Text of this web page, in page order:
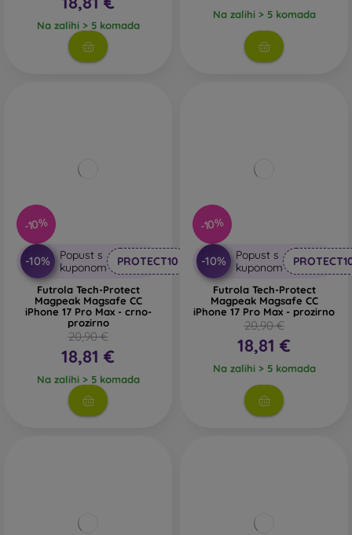
Na zalihi > 5 komada
Na zalihi > 5 komada
-10%
-10%
Popust s
kuponom
PROTECT10
Futrola Tech-Protect
Magpeak Magsafe CC
iPhone 17 Pro Max - crno-
prozirno
20,90 €
18,81 €
Na zalihi > 5 komada
-10%
-10%
Popust s
kuponom
Futrola Tech-Protect
Magpeak Magsafe CC
iPhone 17 Pro Max - prozirno
20,90 €
18,81 €
Na zalihi > 5 komada